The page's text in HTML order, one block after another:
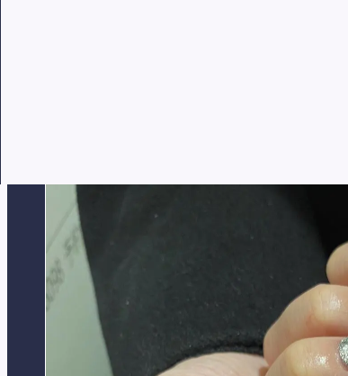
先日ネイルを変えてきましたやはりラメは外